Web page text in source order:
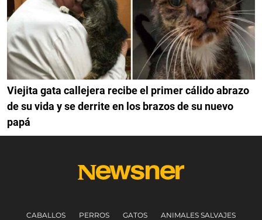
Viejita gata callejera recibe el primer cálido abrazo
de su vida y se derrite en los brazos de su nuevo
papá
CABALLOS PERROS GATOS ANIMALES SALVAJES